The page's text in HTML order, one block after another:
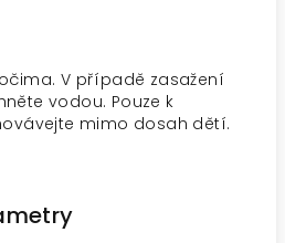
V případě zasažení
vodou. Pouze k
mimo dosah dětí.